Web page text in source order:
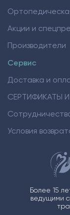
Акции и
Производители
Сервис
Доставка и
СЕРТИФИКАТЫ
Условия
Более 15
ведущими